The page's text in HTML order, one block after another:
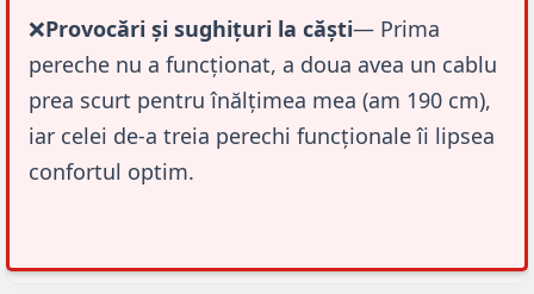
❌Provocări și sughițuri la căști— Prima
pereche nu a funcționat, a doua avea un cablu
prea scurt pentru înălțimea mea (am 190 cm),
iar celei de-a treia perechi funcționale îi lipsea
confortul optim.